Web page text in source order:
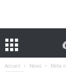
Accueil News Meta